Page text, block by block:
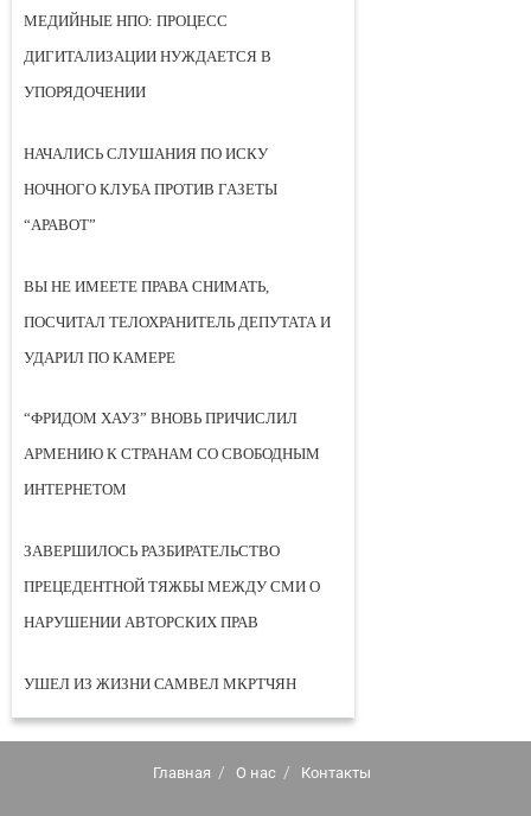
МЕДИЙНЫЕ НПО: ПРОЦЕСС
ДИГИТАЛИЗАЦИИ НУЖДАЕТСЯ В
УПОРЯДОЧЕНИИ
НАЧАЛИСЬ СЛУШАНИЯ ПО ИСКУ
НОЧНОГО КЛУБА ПРОТИВ ГАЗЕТЫ
“АРАВОТ”
ВЫ НЕ ИМЕЕТЕ ПРАВА СНИМАТЬ,
ПОСЧИТАЛ ТЕЛОХРАНИТЕЛЬ ДЕПУТАТА И
УДАРИЛ ПО КАМЕРЕ
“ФРИДОМ ХАУЗ” ВНОВЬ ПРИЧИСЛИЛ
АРМЕНИЮ К СТРАНАМ СО СВОБОДНЫМ
ИНТЕРНЕТОМ
ЗАВЕРШИЛОСЬ РАЗБИРАТЕЛЬСТВО
ПРЕЦЕДЕНТНОЙ ТЯЖБЫ МЕЖДУ СМИ О
НАРУШЕНИИ АВТОРСКИХ ПРАВ
УШЕЛ ИЗ ЖИЗНИ САМВЕЛ МКРТЧЯН
Главная О нас Контакты